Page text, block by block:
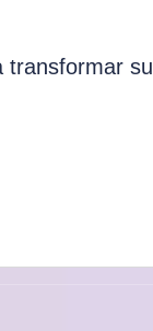
transformar su